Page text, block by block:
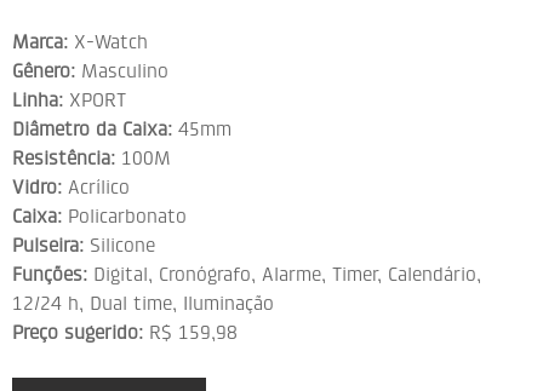
Marca: X-Watch
Gênero: Masculino
Linha: XPORT
Diâmetro da Caixa: 45mm
Resistência: 100M
Vidro: Acrílico
Caixa: Policarbonato
Pulseira: Silicone
Funções: Digital, Cronógrafo, Alarme, Timer, Calendário,
12/24 h, Dual time, Iluminação
Preço sugerido: R$ 159,98